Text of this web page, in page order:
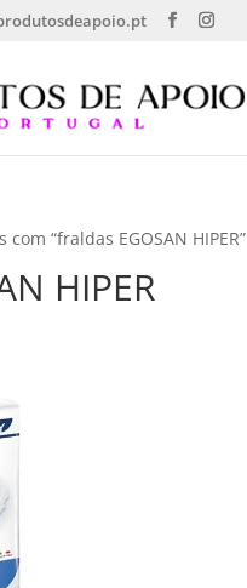
“fraldas EGOSAN HIPER”
HIPER